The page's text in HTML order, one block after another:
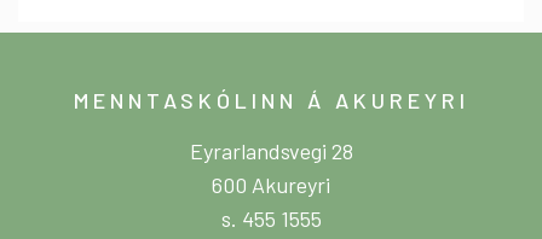
MENNTASKÓLINN Á AKUREYRI
Eyrarlandsvegi 28
600 Akureyri
s. 455 1555